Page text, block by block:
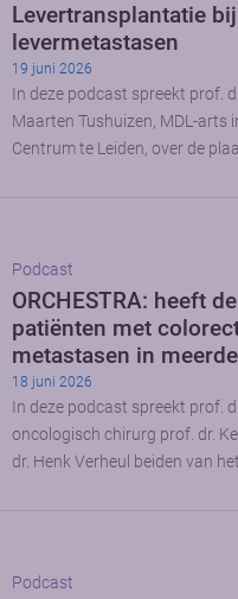
Levertransplantatie
levermetastasen
19 juni 2026
In deze podcast spreekt prof.
Maarten Tushuizen, MDL-arts
Centrum te Leiden, over de
Podcast
ORCHESTRA: heeft
patiënten met
metastasen in
18 juni 2026
In deze podcast spreekt prof.
oncologisch chirurg prof. dr.
dr. Henk Verheul beiden van
Podcast